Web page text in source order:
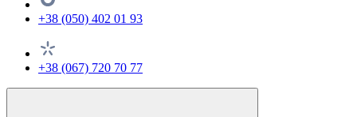
+38 (050) 402 01 93
+38 (067) 720 70 77